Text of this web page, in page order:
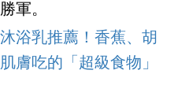
軍。
浴乳推薦！香蕉、胡
膚吃的「超級食物」